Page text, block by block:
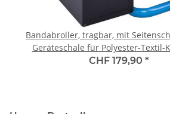
Bandabroller, tragbar, mit
Geräteschale für Polyester-Textil-
gewebt, Fadenstrukturband und mini
CHF 179,90 *